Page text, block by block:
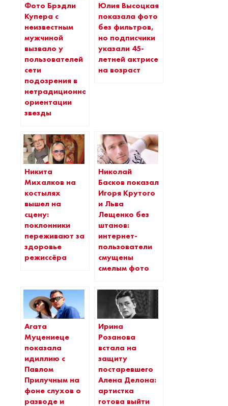
Фото Брэдли
Купера с
неизвестным
мужчиной
вызвало у
пользователей
сети
подозрения в
нетрадиционной
ориентации
звезды
Юлия Высоцкая
показала фото
без фильтров,
но подписчики
указали 45-
летней актрисе
на возраст
Никита
Михалков на
костылях
вышел на
сцену:
поклонники
переживают за
здоровье
режиссёра
Николай
Басков показал
Игоря Крутого
и Льва
Лещенко без
штанов:
интернет-
пользователи
смущены
смелым фото
Агата
Муцениеце
показала
идиллию с
Павлом
Прилучным на
фоне слухов о
разводе и
Ирина
Розанова
встала на
защиту
постаревшего
Алена Делона:
артистка
готова выйти